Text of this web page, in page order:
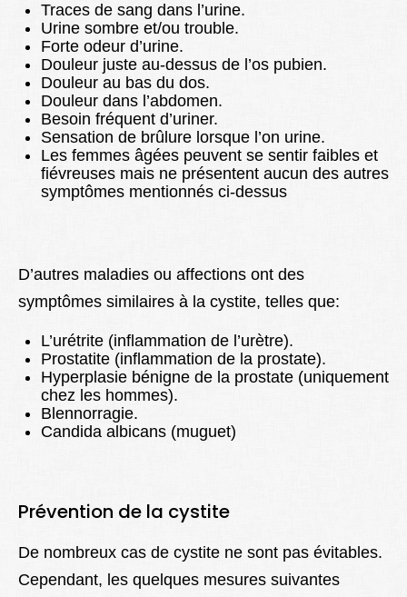
Traces de sang dans l’urine.
Urine sombre et/ou trouble.
Forte odeur d’urine.
Douleur juste au-dessus de l’os pubien.
Douleur au bas du dos.
Douleur dans l’abdomen.
Besoin fréquent d’uriner.
Sensation de brûlure lorsque l’on urine.
Les femmes âgées peuvent se sentir faibles et
fiévreuses mais ne présentent aucun des autres
symptômes mentionnés ci-dessus
D’autres maladies ou affections ont des
symptômes similaires à la cystite, telles que:
L’urétrite (inflammation de l’urètre).
Prostatite (inflammation de la prostate).
Hyperplasie bénigne de la prostate (uniquement
chez les hommes).
Blennorragie.
Candida albicans (muguet)
Prévention de la cystite
De nombreux cas de cystite ne sont pas évitables.
Cependant, les quelques mesures suivantes